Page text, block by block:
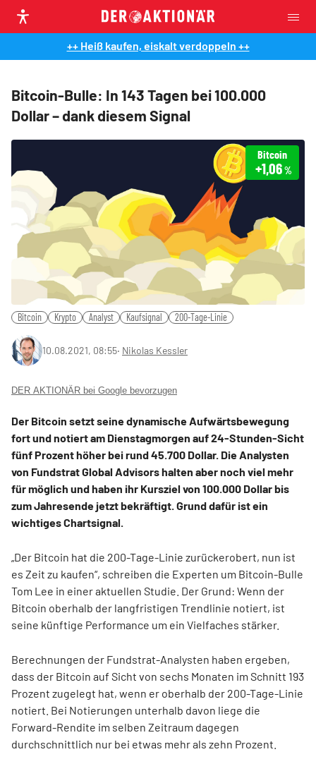
++ Heiß kaufen, eiskalt verdoppeln ++
Bitcoin-Bulle: In 143 Tagen bei 100.000
Dollar – dank diesem Signal
Bitcoin
+1,06%
Bitcoin Krypto Analyst Kaufsignal 200-Tage-Linie
10.08.2021, 08:55‧ Nikolas Kessler
DER AKTIONÄR bei Google bevorzugen
Der Bitcoin setzt seine dynamische Aufwärtsbewegung
fort und notiert am Dienstagmorgen auf 24-Stunden-Sicht
fünf Prozent höher bei rund 45.700 Dollar. Die Analysten
von Fundstrat Global Advisors halten aber noch viel mehr
für möglich und haben ihr Kursziel von 100.000 Dollar bis
zum Jahresende jetzt bekräftigt. Grund dafür ist ein
wichtiges Chartsignal.
„Der Bitcoin hat die 200-Tage-Linie zurückerobert, nun ist
es Zeit zu kaufen“, schreiben die Experten um Bitcoin-Bulle
Tom Lee in einer aktuellen Studie. Der Grund: Wenn der
Bitcoin oberhalb der langfristigen Trendlinie notiert, ist
seine künftige Performance um ein Vielfaches stärker.
Berechnungen der Fundstrat-Analysten haben ergeben,
dass der Bitcoin auf Sicht von sechs Monaten im Schnitt 193
Prozent zugelegt hat, wenn er oberhalb der 200-Tage-Linie
notiert. Bei Notierungen unterhalb davon liege die
Forward-Rendite im selben Zeitraum dagegen
durchschnittlich nur bei etwas mehr als zehn Prozent.